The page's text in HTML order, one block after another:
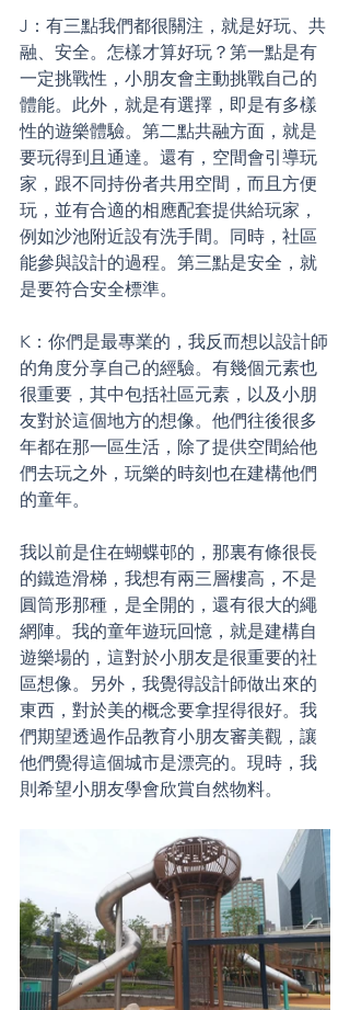
J：有三點我們都很關注，就是好玩、共
融、安全。怎樣才算好玩？第一點是有
一定挑戰性，小朋友會主動挑戰自己的
體能。此外，就是有選擇，即是有多樣
性的遊樂體驗。第二點共融方面，就是
要玩得到且通達。還有，空間會引導玩
家，跟不同持份者共用空間，而且方便
玩，並有合適的相應配套提供給玩家，
例如沙池附近設有洗手間。同時，社區
能參與設計的過程。第三點是安全，就
是要符合安全標準。
K：你們是最專業的，我反而想以設計師
的角度分享自己的經驗。有幾個元素也
很重要，其中包括社區元素，以及小朋
友對於這個地方的想像。他們往後很多
年都在那一區生活，除了提供空間給他
們去玩之外，玩樂的時刻也在建構他們
的童年。
我以前是住在蝴蝶邨的，那裏有條很長
的鐵造滑梯，我想有兩三層樓高，不是
圓筒形那種，是全開的，還有很大的繩
網陣。我的童年遊玩回憶，就是建構自
遊樂場的，這對於小朋友是很重要的社
區想像。另外，我覺得設計師做出來的
東西，對於美的概念要拿捏得很好。我
們期望透過作品教育小朋友審美觀，讓
他們覺得這個城市是漂亮的。現時，我
則希望小朋友學會欣賞自然物料。